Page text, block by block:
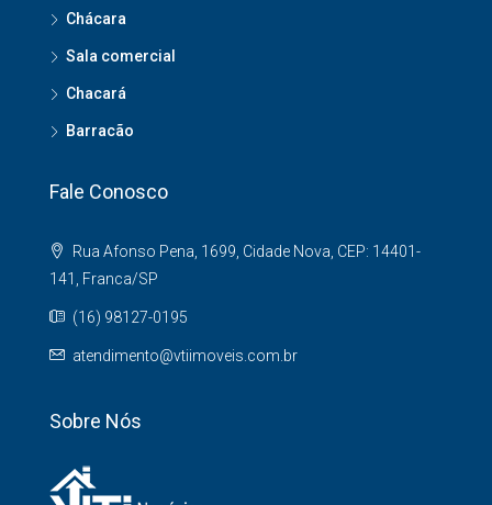
Chácara
Sala comercial
Chacará
Barracão
Fale Conosco
Rua Afonso Pena, 1699, Cidade Nova, CEP: 14401-
141, Franca/SP
(16) 98127-0195
atendimento@vtiimoveis.com.br
Sobre Nós